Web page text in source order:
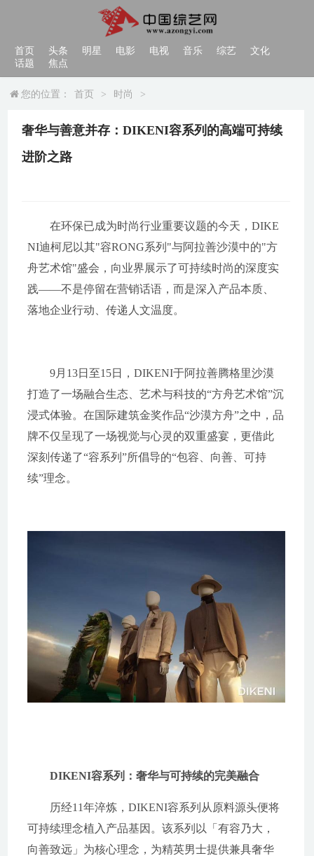
首页 头条 明星 电影 电视 音乐 综艺
文化
话题
焦点
您的位置： 首页 > 时尚 >
奢华与善意并存：DIKENI容系列的高端可持续
进阶之路
在环保已成为时尚行业重要议题的今天，DIKE
NI迪柯尼以其"容RONG系列"与阿拉善沙漠中的"方
舟艺术馆"盛会，向业界展示了可持续时尚的深度实
践——不是停留在营销话语，而是深入产品本质、
落地企业行动、传递人文温度。
9月13日至15日，DIKENI于阿拉善腾格里沙漠
打造了一场融合生态、艺术与科技的“方舟艺术馆”沉
浸式体验。在国际建筑金奖作品“沙漠方舟”之中，品
牌不仅呈现了一场视觉与心灵的双重盛宴，更借此
深刻传递了“容系列”所倡导的“包容、向善、可持
续”理念。
DIKENI容系列：奢华与可持续的完美融合
历经11年淬炼，DIKENI容系列从原料源头便将
可持续理念植入产品基因。该系列以「有容乃大，
向善致远」为核心理念，为精英男士提供兼具奢华